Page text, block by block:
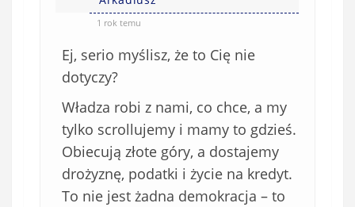
1 rok temu
Ej, serio myślisz, że to Cię nie
dotyczy?
Władza robi z nami, co chce, a my
tylko scrollujemy i mamy to gdzieś.
Obiecują złote góry, a dostajemy
drożyznę, podatki i życie na kredyt.
To nie jest żadna demokracja – to